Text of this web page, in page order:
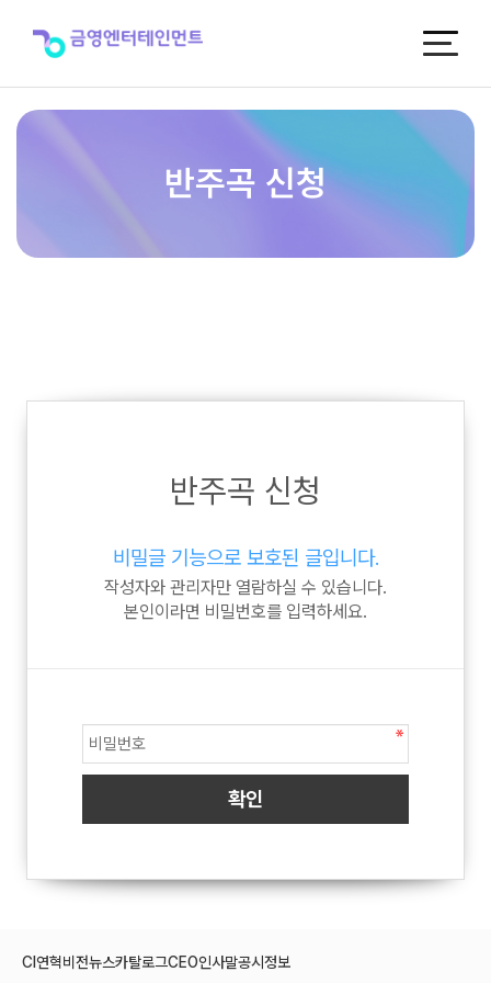
반주곡 신청
반주곡 신청
비밀글 기능으로 보호된 글입니다.
작성자와 관리자만 열람하실 수 있습니다.
본인이라면 비밀번호를 입력하세요.
CI 연혁비전뉴스카탈로그CEO인사말공시정보